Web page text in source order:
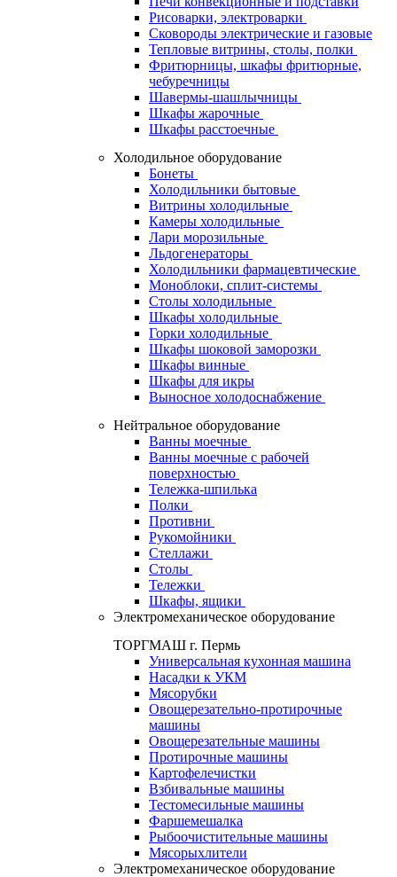
Рисоварки, электроварки
Сковороды электрические и газовые
Тепловые витрины, столы, полки
Фритюрницы, шкафы фритюрные,
чебуречницы
Шавермы-шашлычницы
Шкафы жарочные
Шкафы расстоечные
Холодильное оборудование
Бонеты
Холодильники бытовые
Витрины холодильные
Камеры холодильные
Лари морозильные
Льдогенераторы
Холодильники фармацевтические
Моноблоки, сплит-системы
Столы холодильные
Шкафы холодильные
Горки холодильные
Шкафы шоковой заморозки
Шкафы винные
Шкафы для икры
Выносное холодоснабжение
Нейтральное оборудование
Ванны моечные
Ванны моечные с рабочей
поверхностью
Тележка-шпилька
Полки
Противни
Рукомойники
Стеллажи
Столы
Тележки
Шкафы, ящики
Электромеханическое оборудование
ТОРГМАШ г. Пермь
Универсальная кухонная машина
Насадки к УКМ
Мясорубки
Овощерезательно-протирочные
машины
Овощерезательные машины
Протирочные машины
Картофелечистки
Взбивальные машины
Тестомесильные машины
Фаршемешалка
Рыбоочистительные машины
Мясорыхлители
Электромеханическое оборудование